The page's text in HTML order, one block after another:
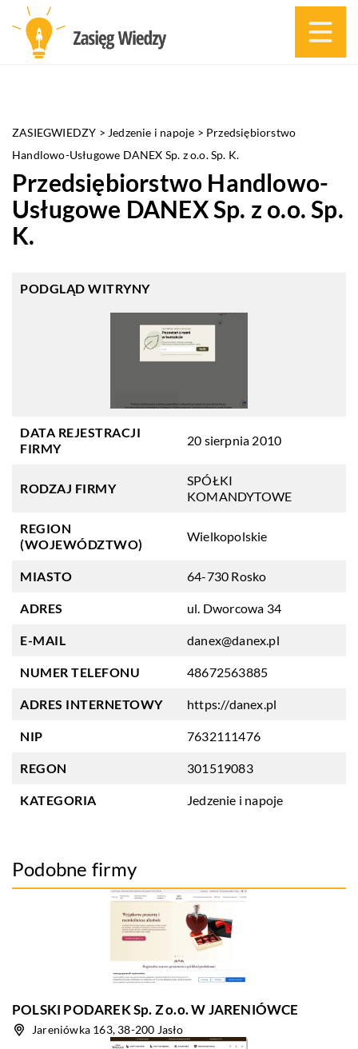
ZASIEGWIEDZY > Jedzenie i napoje > Przedsiębiorstwo
Handlowo-Usługowe DANEX Sp. z o.o. Sp. K.
Przedsiębiorstwo Handlowo-
Usługowe DANEX Sp. z o.o. Sp.
K.
PODGLĄD WITRYNY
DATA REJESTRACJI
FIRMY
20 sierpnia 2010
RODZAJ FIRMY
SPÓŁKI
KOMANDYTOWE
REGION
(WOJEWÓDZTWO)
Wielkopolskie
MIASTO 64-730 Rosko
ADRES ul. Dworcowa 34
E-MAIL danex@danex.pl
NUMER TELEFONU 48672563885
ADRES INTERNETOWY https://danex.pl
NIP 7632111476
REGON 301519083
KATEGORIA Jedzenie i napoje
Podobne firmy
POLSKI PODAREK Sp. Z o.o. W JARENIÓWCE
Jareniówka 163, 38-200 Jasło